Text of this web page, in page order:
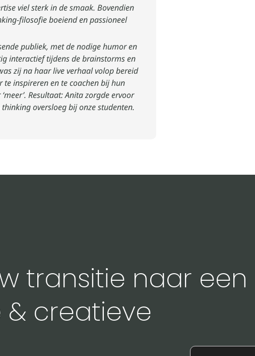
viel sterk in de smaak. Bovendien
filosofie boeiend en passioneel
publiek, met de nodige humor en
interactief tijdens de brainstorms en
zij na haar live verhaal volop bereid
te inspireren en te coachen bij hun
Resultaat: Anita zorgde ervoor
oversloeg bij onze studenten.
transitie naar een
creatieve